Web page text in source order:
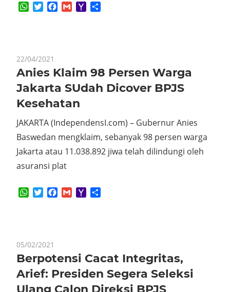
WhatsApp
TwitterFacebook
GmailYahoo
22/04/2021
Anies Klaim 98 Persen Warga
Jakarta SUdah Dicover BPJS
Kesehatan
JAKARTA (IndependensI.com) – Gubernur Anies
Baswedan mengklaim, sebanyak 98 persen warga
Jakarta atau 11.038.892 jiwa telah dilindungi oleh
asuransi plat
WhatsApp
TwitterFacebook
GmailYahoo
05/02/2021
Berpotensi Cacat Integritas,
Arief: Presiden Segera Seleksi
Ulang Calon Direksi BPJS